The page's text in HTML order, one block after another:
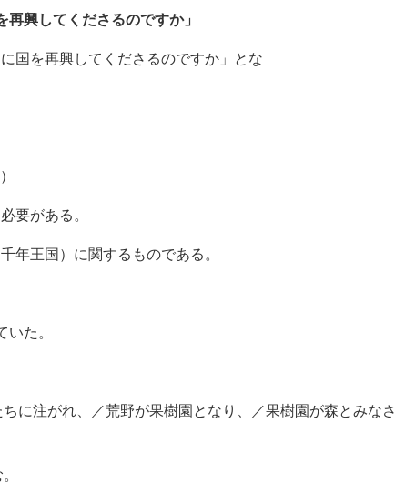
再興してくださるのですか」
国を再興してくださるのですか」とな
要がある。
年王国）に関するものである。
いた。
に注がれ、／荒野が果樹園となり、／果樹園が森とみなさ